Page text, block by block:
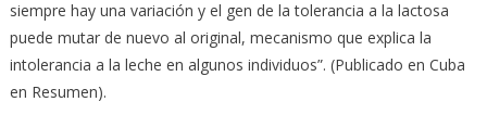
siempre hay una variación y el gen de la tolerancia a la lactosa
puede mutar de nuevo al original, mecanismo que explica la
intolerancia a la leche en algunos individuos”. (Publicado en Cuba
en Resumen).